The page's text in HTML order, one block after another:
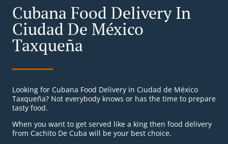
Cubana Food Delivery In
Ciudad De México
Taxqueña
Looking for Cubana Food Delivery in Ciudad de México
Taxqueña? Not everybody knows or has the time to prepare
tasty food.
When you want to get served like a king then food delivery
from Cachito De Cuba will be your best choice.